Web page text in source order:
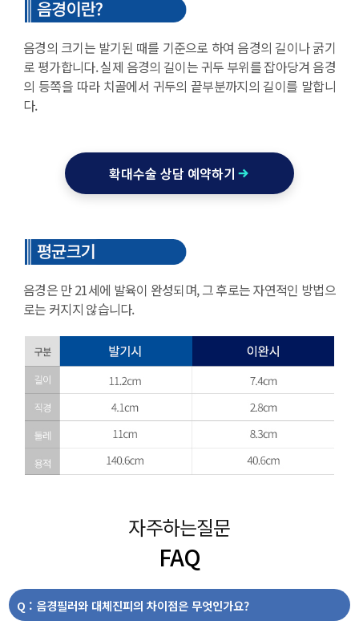
음경의 크기는 발기된 때를 기준으로 하여 음경의 길이나 굵기
로 평가합니다. 실제 음경의 길이는 귀두 부위를 잡아당겨 음경
의 등쪽을 따라 치골에서 귀두의 끝부분까지의 길이를 말합니
다.
확대수술 상담 예약하기
음경은 만 21세에 발육이 완성되며, 그 후로는 자연적인 방법으
로는 커지지 않습니다.
자주하는질문
FAQ
Q : 음경필러와 대체진피의 차이점은 무엇인가요?